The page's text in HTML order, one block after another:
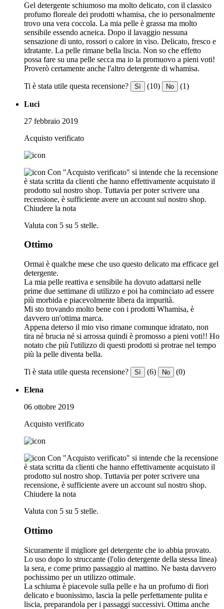
Gel detergente schiumoso ma molto delicato, con il classico
profumo floreale dei prodotti whamisa, che io personalmente
trovo una vera coccola. La mia pelle è grassa ma molto
sensibile essendo acneica. Dopo il lavaggio nessuna
sensazione di unto, rossori o calore in viso. Delicato, fresco e
idratante. La pelle rimane bella liscia. Non so che effetto
possa fare su una pelle secca ma io la promuovo a pieni voti!
Proverò certamente anche l'altro detergente di whamisa.
Ti è stata utile questa recensione? Sì (10) No (1)
Luci
27 febbraio 2019
Acquisto verificato
Con "Acquisto verificato" si intende che la recensione
è stata scritta da clienti che hanno effettivamente acquistato il
prodotto sul nostro shop. Tuttavia per poter scrivere una
recensione, è sufficiente avere un account sul nostro shop.
Chiudere la nota
Valuta con 5 su 5 stelle.
Ottimo
Ormai è qualche mese che uso questo delicato ma efficace gel
detergente.
La mia pelle reattiva e sensibile ha dovuto adattarsi nelle
prime due settimane di utilizzo e poi ha cominciato ad essere
più morbida e piacevolmente libera da impurità.
Mi sto trovando molto bene con i prodotti Whamisa, è
davvero un'ottima marca.
Appena deterso il mio viso rimane comunque idratato, non
tira né brucia né si arrossa quindi è promosso a pieni voti!! Ho
notato che più l'utilizzo di questi prodotti si protrae nel tempo
più la pelle diventa bella.
Ti è stata utile questa recensione? Sì (6) No (0)
Elena
06 ottobre 2019
Acquisto verificato
Con "Acquisto verificato" si intende che la recensione
è stata scritta da clienti che hanno effettivamente acquistato il
prodotto sul nostro shop. Tuttavia per poter scrivere una
recensione, è sufficiente avere un account sul nostro shop.
Chiudere la nota
Valuta con 5 su 5 stelle.
Ottimo
Sicuramente il migliore gel detergente che io abbia provato.
Lo uso dopo lo struccante (l'olio detergente della stessa linea)
la sera, e come primo passaggio al mattino. Ne basta davvero
pochissimo per un utilizzo ottimale.
La schiuma è piacevole sulla pelle e ha un profumo di fiori
delicato e buonissimo, lascia la pelle perfettamente pulita e
liscia, preparandola per i passaggi successivi. Ottima anche